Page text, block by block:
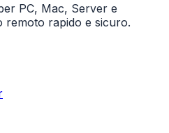
PC, Mac, Server e
remoto rapido e sicuro.